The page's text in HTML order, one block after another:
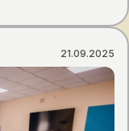
21.09.2025